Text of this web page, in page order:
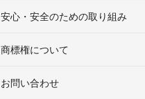
安心・安全のための取り組み
商標権について
お問い合わせ